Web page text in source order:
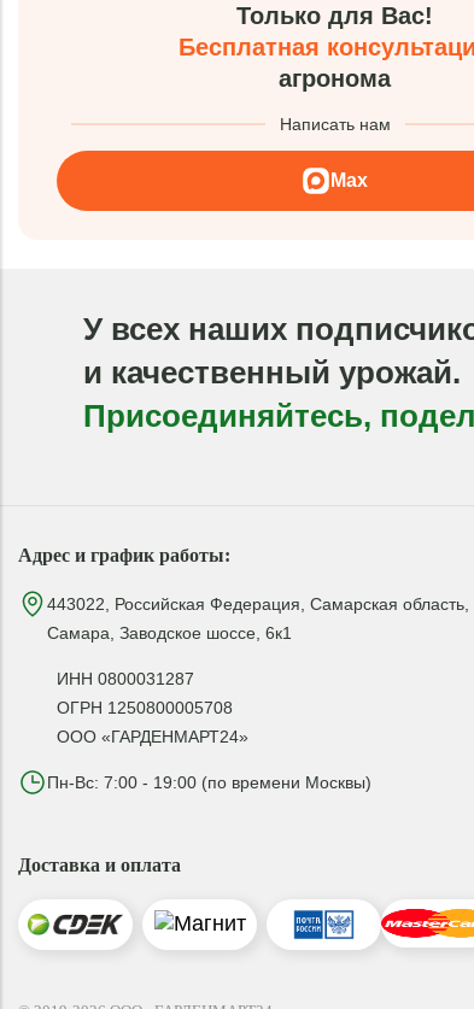
Только для Вас!
Бесплатная
агронома
Написать нам
Max
У всех наших
и качественный урожай.
Присоединяйтесь,
Адрес и график работы:
443022, Российская Федерация, Самарская область,
Самара, Заводское шоссе, 6к1
ИНН 0800031287
ОГРН 1250800005708
ООО «ГАРДЕНМАРТ24»
Пн-Вс: 7:00 - 19:00 (по времени Москвы)
Доставка и оплата